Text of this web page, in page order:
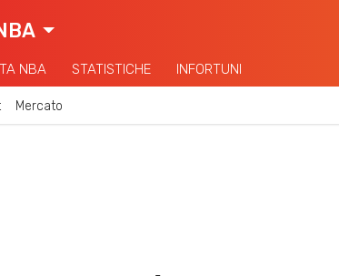
NBA STATISTICHE INFORTUNI
Mercato